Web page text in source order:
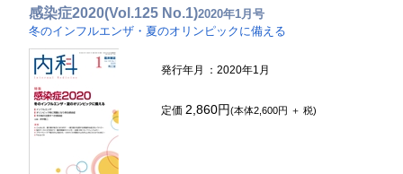
感染症2020(Vol.125 No.1)2020年1月号
冬のインフルエンザ・夏のオリンピックに備える
発行年月 ：2020年1月
定価2,860円(本体2,600円 ＋ 税)